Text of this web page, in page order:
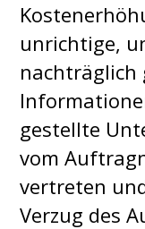
unrichtige,
nachträglich
gestellte
vom
vertreten
Verzug des